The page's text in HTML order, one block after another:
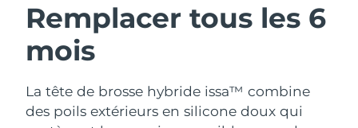
Remplacer tous les 6
mois
La tête de brosse hybride issa™ combine
des poils extérieurs en silicone doux qui